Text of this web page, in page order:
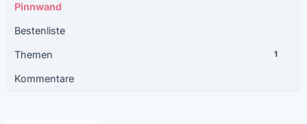
Pinnwand
Bestenliste
Themen 1
Kommentare